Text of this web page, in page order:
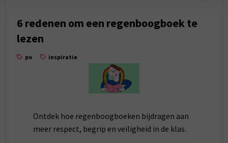
6 redenen om een regenboogboek te
lezen
po inspiratie
Ontdek hoe regenboogboeken bijdragen aan
meer respect, begrip en veiligheid in de klas.